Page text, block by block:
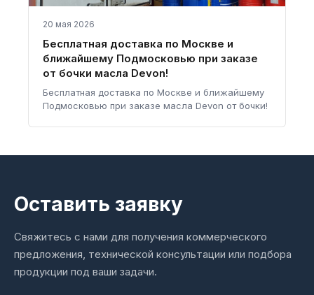
20 мая 2026
Бесплатная доставка по Москве и
ближайшему Подмосковью при заказе
от бочки масла Devon!
Бесплатная доставка по Москве и ближайшему
Подмосковью при заказе масла Devon от бочки!
Оставить заявку
Свяжитесь с нами для получения коммерческого
предложения, технической консультации или подбора
продукции под ваши задачи.